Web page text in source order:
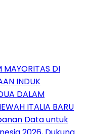
MAYORITAS DI
INDUK
DALAM
ITALIA BARU
Data untuk